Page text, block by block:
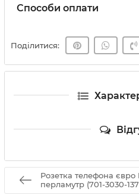
Способи оплати
Поділитися:
Розетка телефона
перламутр (701-3030-